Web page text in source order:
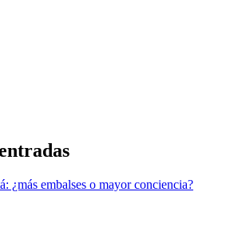
¿más embalses o mayor conciencia?